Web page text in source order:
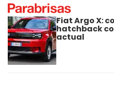
Fiat Argo X:
hatchback
actual